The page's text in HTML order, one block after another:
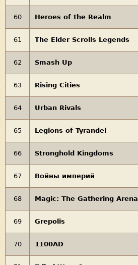
60 Heroes of the Realm
61 The Elder Scrolls Legends
62 Smash Up
63 Rising Cities
64 Urban Rivals
65 Legions of Tyrandel
66 Stronghold Kingdoms
67 Войны империй
68 Magic: The Gathering Arena
69 Grepolis
70 1100AD